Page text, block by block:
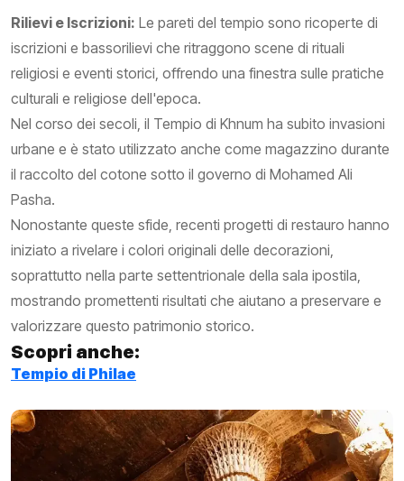
Rilievi e Iscrizioni: Le pareti del tempio sono ricoperte di
iscrizioni e bassorilievi che ritraggono scene di rituali
religiosi e eventi storici, offrendo una finestra sulle pratiche
culturali e religiose dell'epoca.
Nel corso dei secoli, il Tempio di Khnum ha subito invasioni
urbane e è stato utilizzato anche come magazzino durante
il raccolto del cotone sotto il governo di Mohamed Ali
Pasha.
Nonostante queste sfide, recenti progetti di restauro hanno
iniziato a rivelare i colori originali delle decorazioni,
soprattutto nella parte settentrionale della sala ipostila,
mostrando promettenti risultati che aiutano a preservare e
valorizzare questo patrimonio storico.
Scopri anche:
Tempio di Philae